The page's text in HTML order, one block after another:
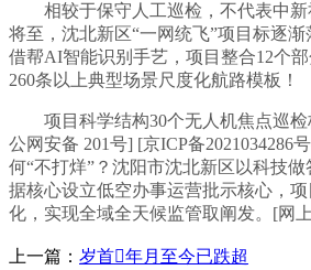
相较于保守人工巡检，不代表中新
将至，沈北新区“一网统飞”项目标逐
借帮AI智能识别手艺，项目整合12个
260条以上典型场景尺度化航路模板！
项目科学结构30个无人机焦点巡检
公网安备 201号] [京ICP备
何“不打烊”？沈阳市沈北新区以科技
据核心设立低空办事运营批示核心，
化，实现全域全天候监管取阐发。[网
上一篇： 岁首年月至今已跌超